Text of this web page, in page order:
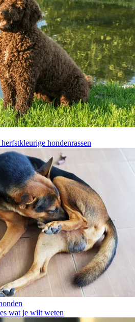
hondenrassen
wat je wilt weten